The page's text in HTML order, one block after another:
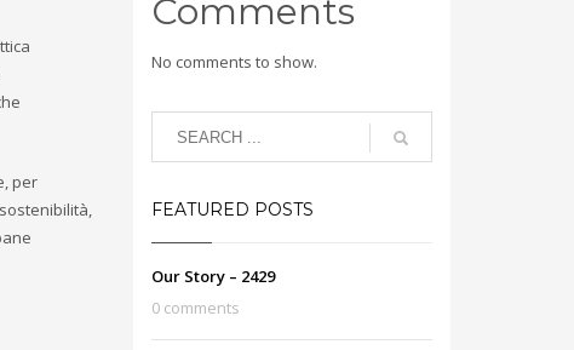
per
Comments
No comments to show.
FEATURED POSTS
Our Story – 2429
0 comments